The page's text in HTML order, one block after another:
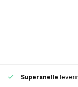
Supersnelle